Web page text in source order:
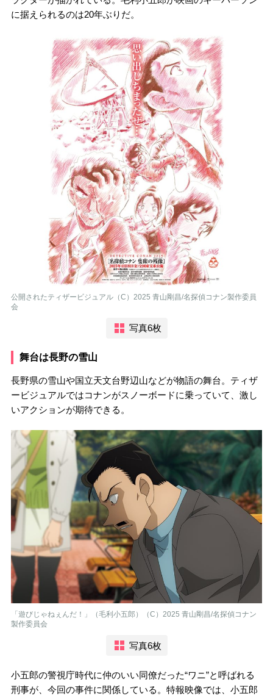
に据えられるのは20年ぶりだ。
公開されたティザービジュアル（C）2025 青山剛昌/名探偵コナン製作委員
会
写真6枚
舞台は長野の雪山
長野県の雪山や国立天文台野辺山などが物語の舞台。ティザ
ービジュアルではコナンがスノーボードに乗っていて、激し
いアクションが期待できる。
「遊びじゃねぇんだ！」（毛利小五郎）（C）2025 青山剛昌/名探偵コナン
製作委員会
写真6枚
小五郎の警視庁時代に仲のいい同僚だった“ワニ”と呼ばれる
刑事が、今回の事件に関係している。特報映像では、小五郎